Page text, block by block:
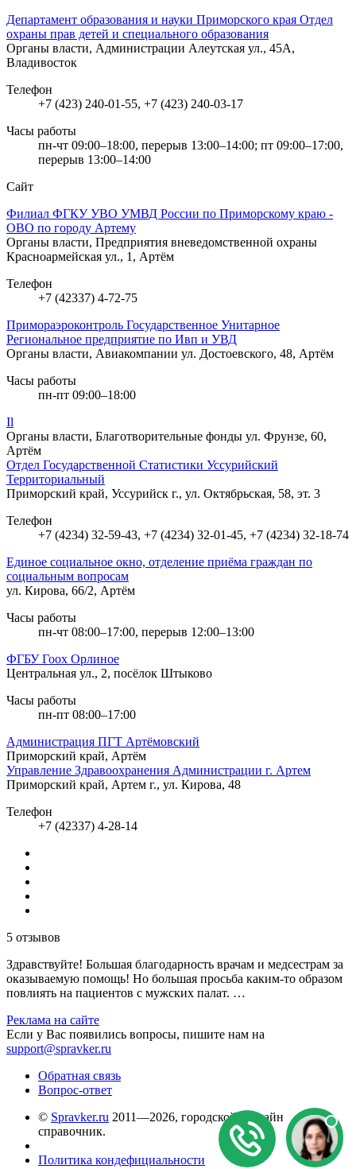
Департамент образования и науки Приморского края Отдел
охраны прав детей и специального образования
Органы власти, Администрации Алеутская ул., 45А,
Владивосток
Телефон
+7 (423) 240-01-55, +7 (423) 240-03-17
Часы работы
пн-чт 09:00–18:00, перерыв 13:00–14:00; пт 09:00–17:00,
перерыв 13:00–14:00
Сайт
Филиал ФГКУ УВО УМВД России по Приморскому краю -
ОВО по городу Артему
Органы власти, Предприятия вневедомственной охраны
Красноармейская ул., 1, Артём
Телефон
+7 (42337) 4-72-75
Примораэроконтроль Государственное Унитарное
Региональное предприятие по Ивп и УВД
Органы власти, Авиакомпании ул. Достоевского, 48, Артём
Часы работы
пн-пт 09:00–18:00
Il
Органы власти, Благотворительные фонды ул. Фрунзе, 60,
Артём
Отдел Государственной Статистики Уссурийский
Территориальный
Приморский край, Уссурийск г., ул. Октябрьская, 58, эт. 3
Телефон
+7 (4234) 32-59-43, +7 (4234) 32-01-45, +7 (4234) 32-18-74
Единое социальное окно, отделение приёма граждан по
социальным вопросам
ул. Кирова, 66/2, Артём
Часы работы
пн-чт 08:00–17:00, перерыв 12:00–13:00
ФГБУ Гоох Орлиное
Центральная ул., 2, посёлок Штыково
Часы работы
пн-пт 08:00–17:00
Администрация ПГТ Артёмовский
Приморский край, Артём
Управление Здравоохранения Администрации г. Артем
Приморский край, Артем г., ул. Кирова, 48
Телефон
+7 (42337) 4-28-14
5 отзывов
Здравствуйте! Большая благодарность врачам и медсестрам за
оказываемую помощь! Но большая просьба каким-то образом
повлиять на пациентов с мужских палат. …
Реклама на сайте
Если у Вас появились вопросы, пишите нам на
support@spravker.ru
Обратная связь
Вопрос-ответ
© Spravker.ru 2011—2026, городской он-лайн
справочник.
Политика кондефициальности